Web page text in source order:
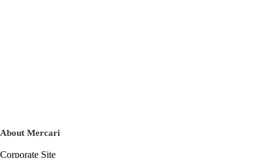
About Mercari
Corporate Site